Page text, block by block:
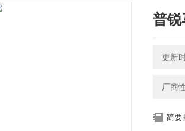
普锐
更新
厂商
简要